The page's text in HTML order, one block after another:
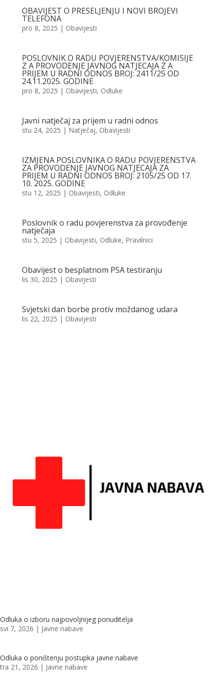
OBAVIJEST O PRESELJENJU I NOVI BROJEVI
TELEFONA
pro 8, 2025 | Obavijesti
POSLOVNIK O RADU POVJERENSTVA/KOMISIJE
Z A PROVODENJE JAVNOG NATJECAJA Z A
PRIJEM U RADNI ODNOS BROJ: 2411/25 OD
24.11.2025. GODINE
pro 8, 2025 | Obavijesti, Odluke
Javni natječaj za prijem u radni odnos
stu 24, 2025 | Natječaj, Obavijesti
IZMJENA POSLOVNIKA O RADU POVJERENSTVA
ZA PROVODENJE JAVNOG NATJECAJA ZA
PRIJEM U RADNI ODNOS BROJ: 2105/25 OD 17.
10. 2025. GODINE
stu 12, 2025 | Obavijesti, Odluke
Poslovnik o radu povjerenstva za provođenje
natječaja
stu 5, 2025 | Obavijesti, Odluke, Pravilnici
Obavijest o besplatnom PSA testiranju
lis 30, 2025 | Obavijesti
Svjetski dan borbe protiv moždanog udara
lis 22, 2025 | Obavijesti
Odluka o izboru najpovoljnijeg ponuditelja
svi 7, 2026 | Javne nabave
Odluka o poništenju postupka javne nabave
tra 21, 2026 | Javne nabave